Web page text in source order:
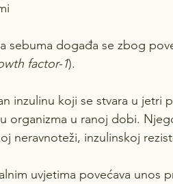
sebuma događa se zbog
factor-1).
inzulinu koji se stvara u jetri
organizma u ranoj dobi.
neravnoteži, inzulinskoj
uvjetima povećava unos